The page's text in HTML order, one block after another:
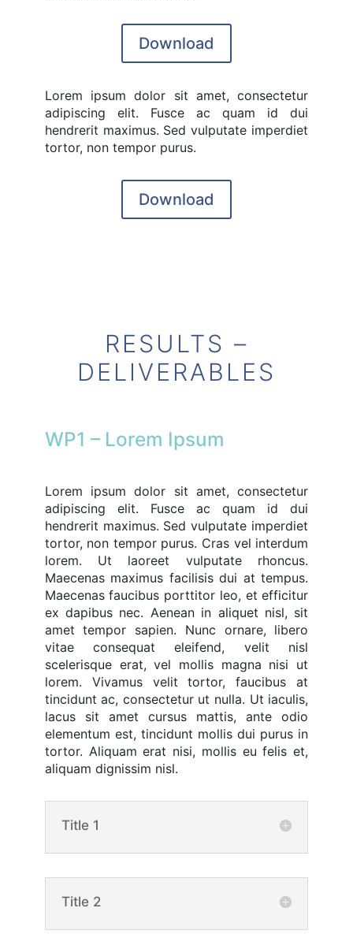
Download
Lorem ipsum dolor sit amet, consectetur
adipiscing elit. Fusce ac quam id dui
hendrerit maximus. Sed vulputate imperdiet
tortor, non tempor purus.
Download
RESULTS –
DELIVERABLES
WP1 – Lorem Ipsum
Lorem ipsum dolor sit amet, consectetur
adipiscing elit. Fusce ac quam id dui
hendrerit maximus. Sed vulputate imperdiet
tortor, non tempor purus. Cras vel interdum
lorem. Ut laoreet vulputate rhoncus.
Maecenas maximus facilisis dui at tempus.
Maecenas faucibus porttitor leo, et efficitur
ex dapibus nec. Aenean in aliquet nisl, sit
amet tempor sapien. Nunc ornare, libero
vitae consequat eleifend, velit nisl
scelerisque erat, vel mollis magna nisi ut
lorem. Vivamus velit tortor, faucibus at
tincidunt ac, consectetur ut nulla. Ut iaculis,
lacus sit amet cursus mattis, ante odio
elementum est, tincidunt mollis dui purus in
tortor. Aliquam erat nisi, mollis eu felis et,
aliquam dignissim nisl.
Title 1
Title 2